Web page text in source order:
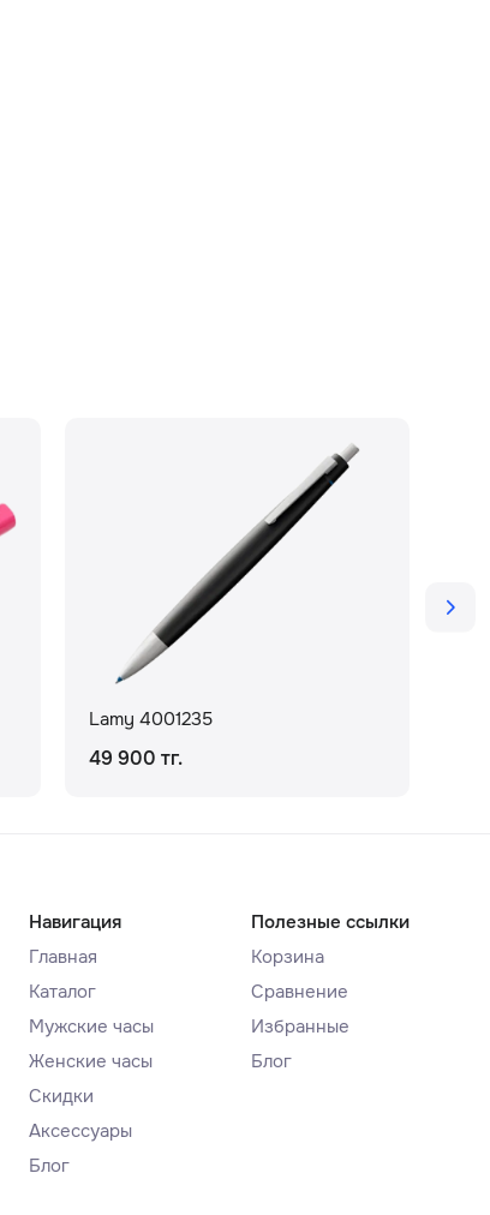
Lamy 4001235
49 900 тг.
Навигация
Главная
Каталог
Мужские часы
Женские часы
Скидки
Аксессуары
Блог
Полезные ссылки
Корзина
Сравнение
Избранные
Блог